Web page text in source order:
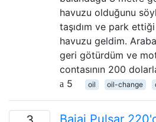
havuzu olduğunu
taşıdım ve park
havuzu geldim.
geri götürdüm ve
contasının 200
5
oil oil-change
Bajaj Pulsar